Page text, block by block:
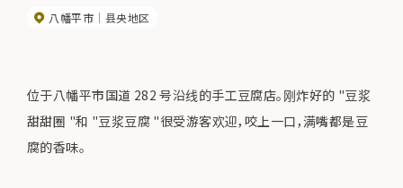
八幡平市 县央地区
位于八幡平市国道 282 号沿线的手工豆腐店。刚炸好的 "豆浆
甜甜圈 "和 "豆浆豆腐 "很受游客欢迎，咬上一口，满嘴都是豆
腐的香味。